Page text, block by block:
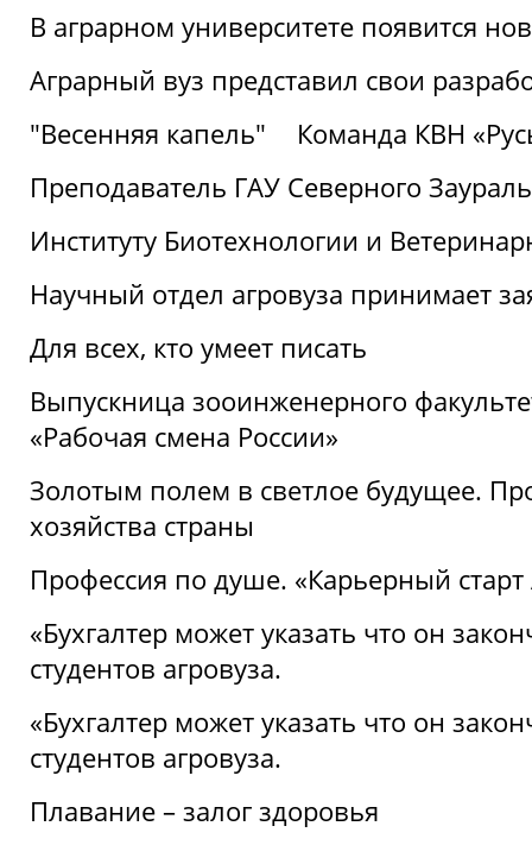
В аграрном университете появится
Аграрный вуз представил свои
"Весенняя капель"
Команда КВН
Преподаватель ГАУ Северного
Институту Биотехнологии и
Научный отдел агровуза принимает
Для всех, кто умеет писать
Выпускница зооинженерного
«Рабочая смена России»
Золотым полем в светлое будущее.
хозяйства страны
Профессия по душе. «Карьерный
«Бухгалтер может указать что он
студентов агровуза.
«Бухгалтер может указать что он
студентов агровуза.
Плавание – залог здоровья